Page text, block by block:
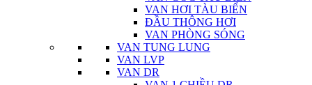
VAN HƠI TÀU BIỂN
ĐẦU THÔNG HƠI
VAN PHÒNG SÓNG
VAN TUNG LUNG
VAN LVP
VAN DR